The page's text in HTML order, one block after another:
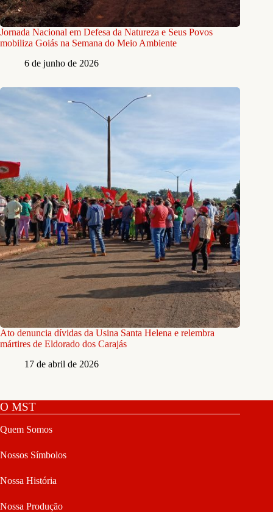
Jornada Nacional em Defesa da Natureza e Seus Povos
mobiliza Goiás na Semana do Meio Ambiente
6 de junho de 2026
Ato denuncia dívidas da Usina Santa Helena e relembra
mártires de Eldorado dos Carajás
17 de abril de 2026
O MST
Quem Somos
Nossos Símbolos
Nossa História
Nossa Produção